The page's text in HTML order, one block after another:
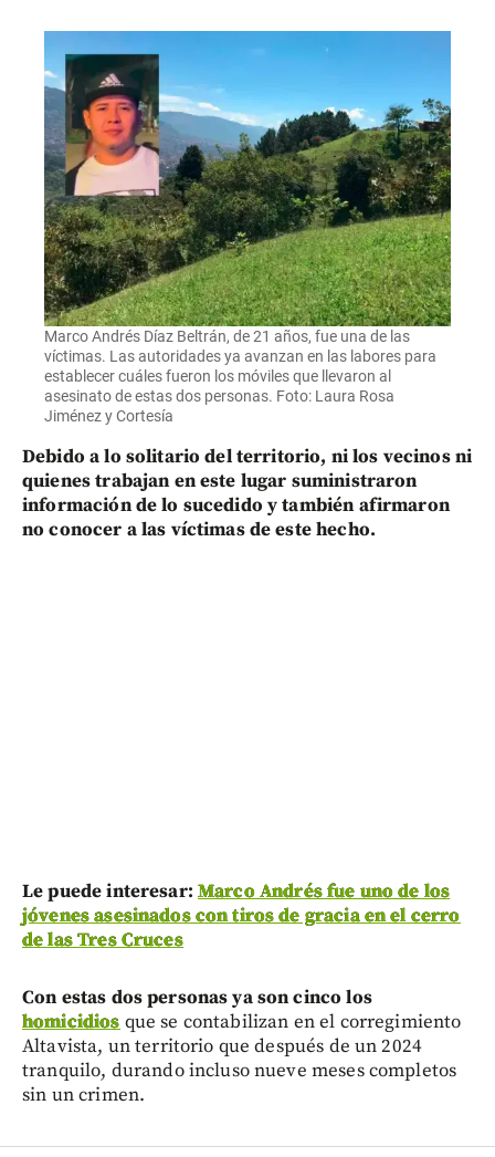
Marco Andrés Díaz Beltrán, de 21 años, fue una de las
víctimas. Las autoridades ya avanzan en las labores para
establecer cuáles fueron los móviles que llevaron al
asesinato de estas dos personas. Foto: Laura Rosa
Jiménez y Cortesía
Debido a lo solitario del territorio, ni los vecinos ni
quienes trabajan en este lugar suministraron
información de lo sucedido y también afirmaron
no conocer a las víctimas de este hecho.
Le puede interesar: Marco Andrés fue uno de los
jóvenes asesinados con tiros de gracia en el cerro
de las Tres Cruces
Con estas dos personas ya son cinco los
homicidios que se contabilizan en el corregimiento
Altavista, un territorio que después de un 2024
tranquilo, durando incluso nueve meses completos
sin un crimen.